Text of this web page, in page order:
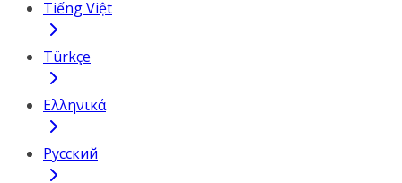
Tiếng Việt
Türkçe
Ελληνικά
Русский